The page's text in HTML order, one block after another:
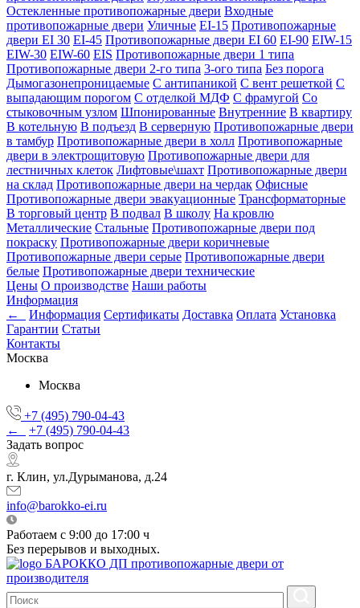
Остекленные противопожарные двери Входные
противопожарные двери Уличные EI-15 Противопожарные
двери EI 30 EI-45 Противопожарные двери EI 60 EI-90 EIW-15
EIW-30 EIW-60 EIS Противопожарные двери 1 типа
Противопожарные двери 2-го типа 3-ого типа Без порога
Дымогазонепроницаемые С антипаникой С вент решеткой С
выпадающим порогом С отделкой МДФ С фрамугой Со
стыковочным узлом Шпонированные Внутренние В квартиру
В котельную В подъезд В серверную Противопожарные двери
в тамбур Противопожарные двери в холл Противопожарные
двери в электрощитовую Противопожарные двери для
лестничных клеток Лифтовые\шахт Противопожарные двери
на склад Противопожарные двери на чердак Офисные
Противопожарные двери эвакуационные Трансформаторные
В торговый центр В подвал В школу На кровлю
Металлические Стальные Противопожарные двери под
покраску Противопожарные двери коричневые
Противопожарные двери серые Противопожарные двери
белые Противопожарные двери технические
Цены О производстве Наши работы
Информация
←
Информация Сертификаты Доставка Оплата Установка
Гарантии Статьи
Контакты
Москва
Москва
+7 (495) 790-04-43
←
+7 (495) 790-04-43
Задать вопрос
г. Клин, ул.Дурыманова, д.24
info@barokko-ei.ru
Работаем с 9:00 до 17:00 ч
Без перерывов и выходных.
БАРОККО ДП противопожарные двери от
производителя